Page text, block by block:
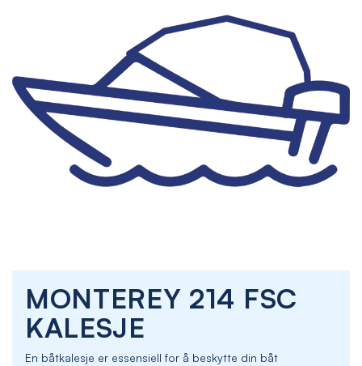
MONTEREY 214 FSC
KALESJE
En båtkalesje er essensiell for å beskytte din båt
the
beginning
the